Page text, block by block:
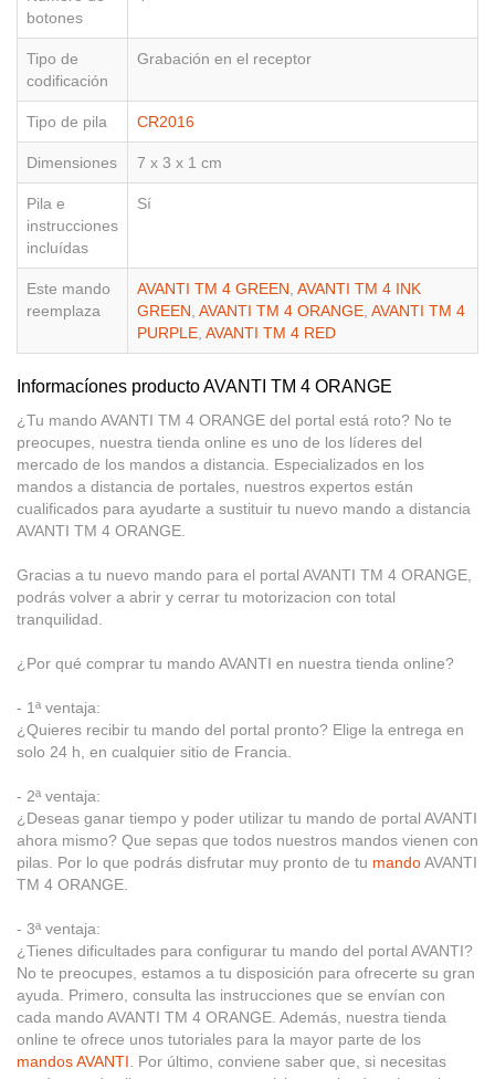
botones
Tipo de
codificación
Grabación en el receptor
Tipo de pila CR2016
Dimensiones 7 x 3 x 1 cm
Pila e
instrucciones
incluídas
Sí
Este mando
reemplaza
AVANTI TM 4 GREEN, AVANTI TM 4 INK
GREEN, AVANTI TM 4 ORANGE, AVANTI TM 4
PURPLE, AVANTI TM 4 RED
Informacíones producto AVANTI TM 4 ORANGE
¿Tu mando AVANTI TM 4 ORANGE del portal está roto? No te
preocupes, nuestra tienda online es uno de los líderes del
mercado de los mandos a distancia. Especializados en los
mandos a distancia de portales, nuestros expertos están
cualificados para ayudarte a sustituir tu nuevo mando a distancia
AVANTI TM 4 ORANGE.
Gracias a tu nuevo mando para el portal AVANTI TM 4 ORANGE,
podrás volver a abrir y cerrar tu motorizacion con total
tranquilidad.
¿Por qué comprar tu mando AVANTI en nuestra tienda online?
- 1ª ventaja:
¿Quieres recibir tu mando del portal pronto? Elige la entrega en
solo 24 h, en cualquier sitio de Francia.
- 2ª ventaja:
¿Deseas ganar tiempo y poder utilizar tu mando de portal AVANTI
ahora mismo? Que sepas que todos nuestros mandos vienen con
pilas. Por lo que podrás disfrutar muy pronto de tu mandoAVANTI
TM 4 ORANGE.
- 3ª ventaja:
¿Tienes dificultades para configurar tu mando del portal AVANTI?
No te preocupes, estamos a tu disposición para ofrecerte su gran
ayuda. Primero, consulta las instrucciones que se envían con
cada mando AVANTI TM 4 ORANGE. Además, nuestra tienda
online te ofrece unos tutoriales para la mayor parte de los
mandos AVANTI. Por último, conviene saber que, si necesitas